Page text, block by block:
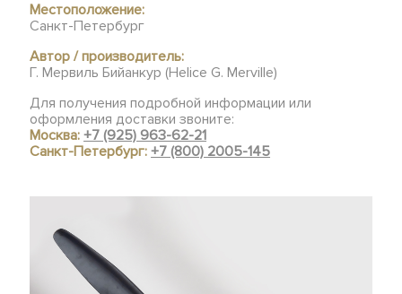
Местоположение:
Санкт-Петербург
Автор / производитель:
Г. Мервиль Бийанкур (Helice G. Merville)
Для получения подробной информации или
оформления доставки звоните:
Москва:+7 (925) 963-62-21
Санкт-Петербург:+7 (800) 2005-145